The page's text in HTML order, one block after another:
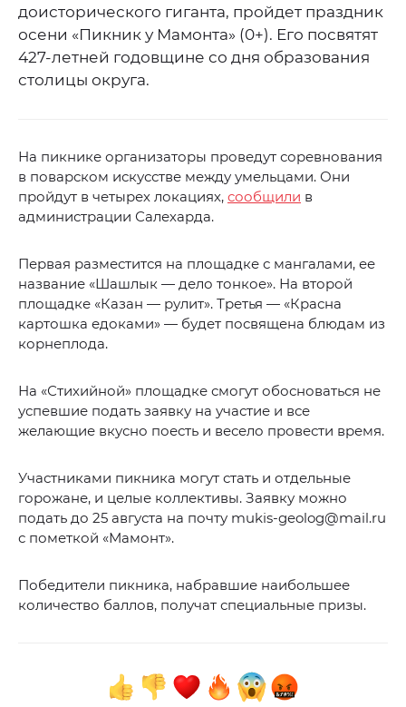
доисторического гиганта, пройдет праздник
осени «Пикник у Мамонта» (0+). Его посвятят
427-летней годовщине со дня образования
столицы округа.
На пикнике организаторы проведут соревнования
в поварском искусстве между умельцами. Они
пройдут в четырех локациях, сообщили в
администрации Салехарда.
Первая разместится на площадке с мангалами, ее
название «Шашлык — дело тонкое». На второй
площадке «Казан — рулит». Третья — «Красна
картошка едоками» — будет посвящена блюдам из
корнеплода.
На «Стихийной» площадке смогут обосноваться не
успевшие подать заявку на участие и все
желающие вкусно поесть и весело провести время.
Участниками пикника могут стать и отдельные
горожане, и целые коллективы. Заявку можно
подать до 25 августа на почту mukis-geolog@mail.ru
с пометкой «Мамонт».
Победители пикника, набравшие наибольшее
количество баллов, получат специальные призы.